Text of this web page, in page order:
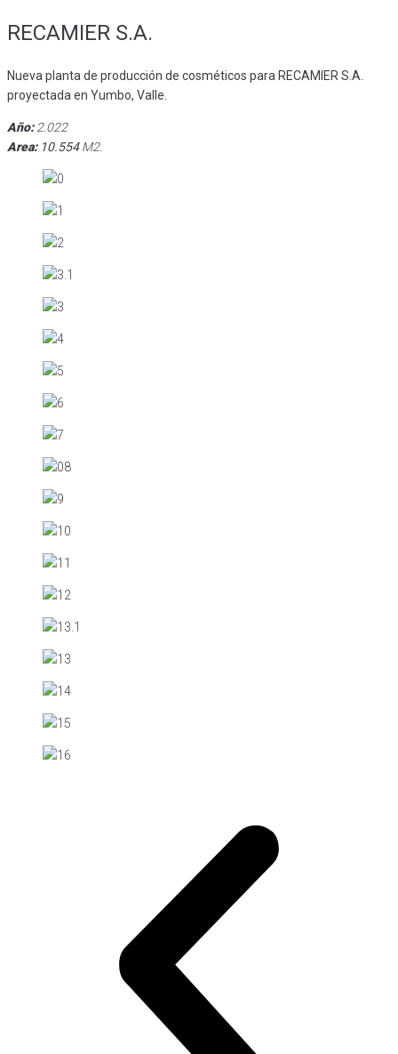
RECAMIER S.A.
Nueva planta de producción de cosméticos para RECAMIER S.A.
proyectada en Yumbo, Valle.
Año:2.022
Area: 10.554M2.